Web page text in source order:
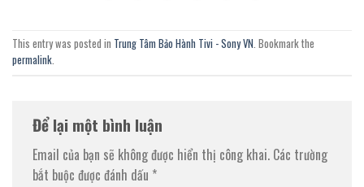
This entry was posted in Trung Tâm Bảo Hành Tivi - Sony VN. Bookmark the
permalink.
Để lại một bình luận
Email của bạn sẽ không được hiển thị công khai. Các trường
bắt buộc được đánh dấu *